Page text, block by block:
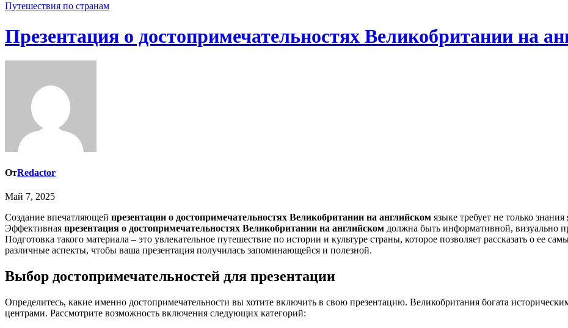
Путешествия по странам
Презентация о достопримечательностях Великобритании на
ОтRedactor
Май 7, 2025
Создание впечатляющей презентации о достопримечательностях Великобритании на английском языке требует не только
Эффективная презентация о достопримечательностях Великобритании на английском должна быть информативной, визуально
Подготовка такого материала – это увлекательное путешествие по истории и культуре страны, которое позволяет рассказать о ее
различные аспекты, чтобы ваша презентация получилась запоминающейся и полезной.
Выбор достопримечательностей для презентации
Определитесь, какие именно достопримечательности вы хотите включить в свою презентацию. Великобритания богата
центрами. Рассмотрите возможность включения следующих категорий: